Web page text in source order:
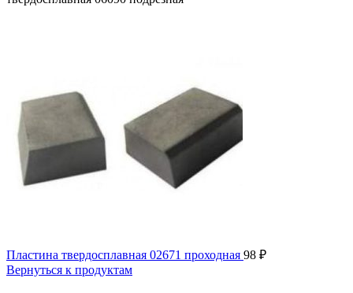
Пластина твердосплавная 02671 проходная 98 ₽
Вернуться к продуктам